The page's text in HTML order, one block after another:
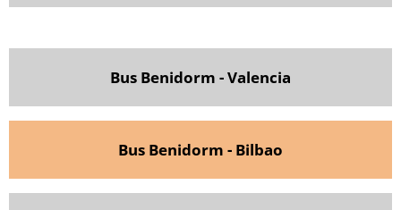
Bus Benidorm - Valencia
Bus Benidorm - Bilbao